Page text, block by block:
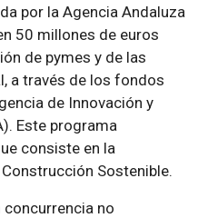
por la Agencia Andaluza
50 millones de euros
de pymes y de las
a través de los fondos
de Innovación y
Este programa
consiste en la
Sostenible.
concurrencia no